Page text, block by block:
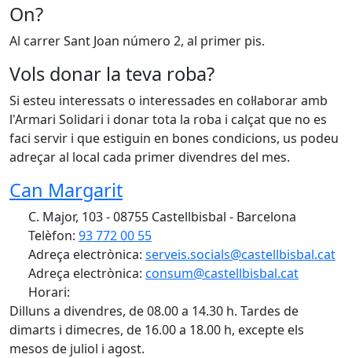
On?
Al carrer Sant Joan número 2, al primer pis.
Vols donar la teva roba?
Si esteu interessats o interessades en col·laborar amb
l'Armari Solidari i donar tota la roba i calçat que no es
faci servir i que estiguin en bones condicions, us podeu
adreçar al local cada primer divendres del mes.
Can Margarit
C. Major, 103 - 08755 Castellbisbal - Barcelona
Telèfon: 93 772 00 55
Adreça electrònica: serveis.socials@castellbisbal.cat
Adreça electrònica: consum@castellbisbal.cat
Horari:
Dilluns a divendres, de 08.00 a 14.30 h. Tardes de
dimarts i dimecres, de 16.00 a 18.00 h, excepte els
mesos de juliol i agost.